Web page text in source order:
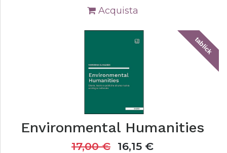
Acquista
tablick
Environmental Humanities
17,00€ 16,15 €